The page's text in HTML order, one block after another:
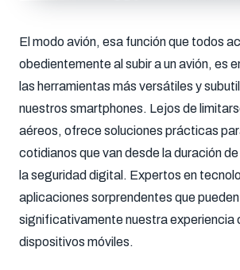
El modo avión, esa función que todos
obedientemente al subir a un avión, es
las herramientas más versátiles y
nuestros smartphones. Lejos de
aéreos, ofrece soluciones prácticas
cotidianos que van desde la duración
la seguridad digital. Expertos en
aplicaciones sorprendentes que
significativamente nuestra experiencia
dispositivos móviles.